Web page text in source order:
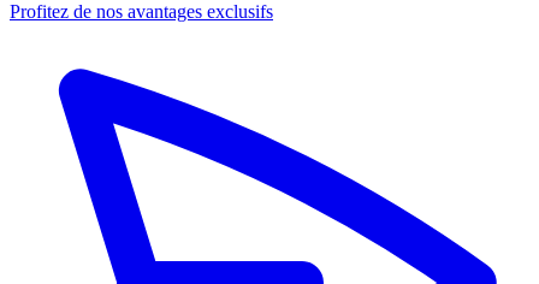
Profitez de nos avantages exclusifs